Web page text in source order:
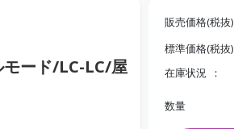
ード/LC-LC/屋
販売価格(税抜)
標準価格(税抜)
在庫状況
数量